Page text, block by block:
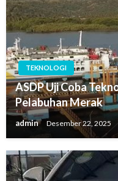
TEKNOLOGI
ASDP Uji Coba
Pelabuhan Merak
admin Desember 22, 2025